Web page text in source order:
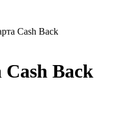
Cash Back
Back